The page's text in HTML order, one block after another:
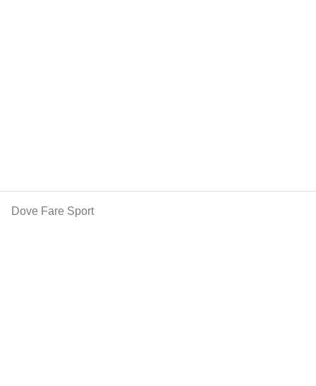
Dove Fare Sport